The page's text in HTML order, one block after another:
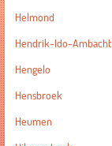
Helmond
Hendrik-Ido-Ambacht
Hengelo
Hensbroek
Heumen